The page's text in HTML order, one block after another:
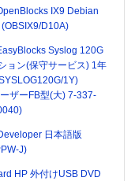
IX9 Debian
D10A)
Syslog 120G
ョン(保守サービス) 1年
1Y)
ザーFB型(大) 7-337-
日本語版
J)
HP 外付けUSB DVD